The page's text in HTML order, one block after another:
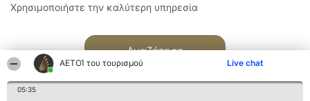
ΑΕΤΟΊ του τουρισμού Live chat
05:35
Χρησιμοποιήστε την καλύτερη υπηρεσία
Αναζήτηση